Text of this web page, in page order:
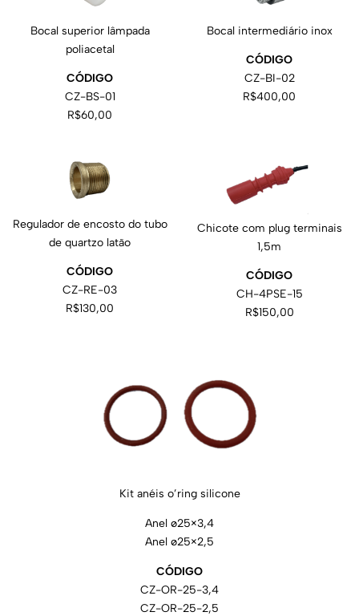
Bocal superior lâmpada
poliacetal
CÓDIGO
CZ-BS-01
R$60,00
Bocal intermediário inox
CÓDIGO
CZ-BI-02
R$400,00
Regulador de encosto do tubo
de quartzo latão
CÓDIGO
CZ-RE-03
R$130,00
Chicote com plug terminais
1,5m
CÓDIGO
CH-4PSE-15
R$150,00
Kit anéis o’ring silicone
Anel ø25×3,4
Anel ø25×2,5
CÓDIGO
CZ-OR-25-3,4
CZ-OR-25-2,5